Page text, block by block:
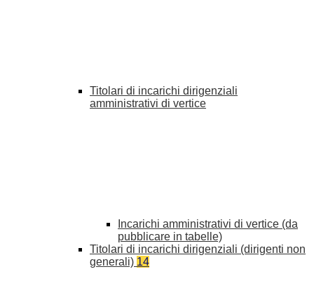
Titolari di incarichi dirigenziali
amministrativi di vertice
Incarichi amministrativi di vertice (da
pubblicare in tabelle)
Titolari di incarichi dirigenziali (dirigenti non
generali) 14